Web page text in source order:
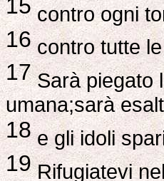
15contro ogni
16contro tutte le
17Sarà piegato
umana;sarà
18e gli idoli
19Rifugiatevi